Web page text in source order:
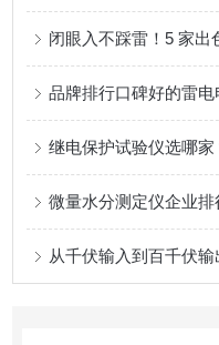
继电保护试验仪选哪家